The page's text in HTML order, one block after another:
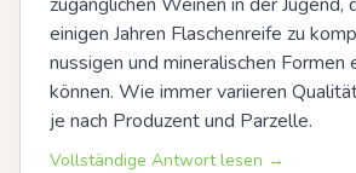
einigen Jahren Flaschenreife zu
nussigen und mineralischen Formen
können. Wie immer variieren
je nach Produzent und Parzelle.
Vollständige Antwort lesen →